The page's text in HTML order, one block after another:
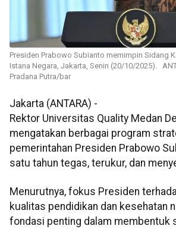
Presiden Prabowo Subianto memimpin Sidang
Istana Negara, Jakarta, Senin (20/10/2025).
Pradana Putra/bar
Jakarta (ANTARA) -
Rektor Universitas Quality Medan
mengatakan berbagai program
pemerintahan Presiden Prabowo
satu tahun tegas, terukur, dan
Menurutnya, fokus Presiden
kualitas pendidikan dan kesehatan
fondasi penting dalam membentuk